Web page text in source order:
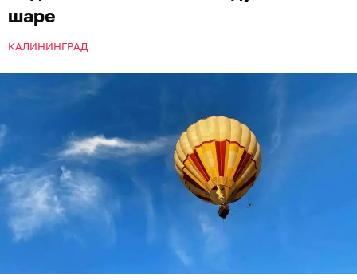
шаре
КАЛИНИНГРАД